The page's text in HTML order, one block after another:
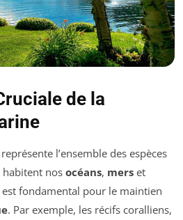
de la
représente l’ensemble des espèces
habitent nos océans, mers et
est fondamental pour le maintien
. Par exemple, les récifs coralliens,